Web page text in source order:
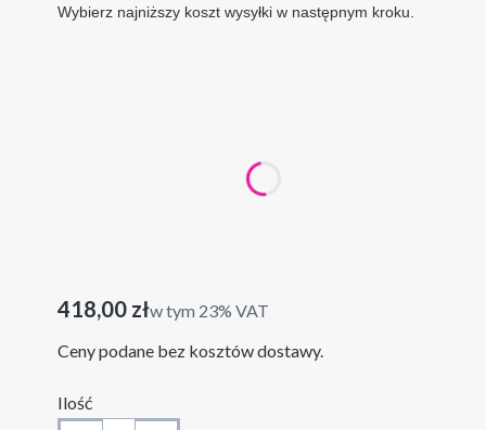
Wybierz najniższy koszt wysyłki w następnym kroku.
Wybierz kolor oprawki z kablem
Cena
418,00 złw tym 23% VAT
w tym 23% VAT
Ceny podane bez kosztów dostawy.
Ilość